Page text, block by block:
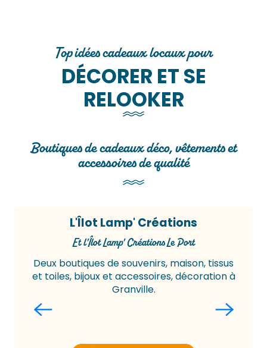
Top idées cadeaux locaux pour
DÉCORER ET SE
RELOOKER
Boutiques de cadeaux déco, vêtements et
accessoires de qualité
L'Îlot Lamp' Créations
Et l'Îlot Lamp' Créations Le Port
Deux boutiques de souvenirs, maison, tissus
et toiles, bijoux et accessoires, décoration à
Granville.